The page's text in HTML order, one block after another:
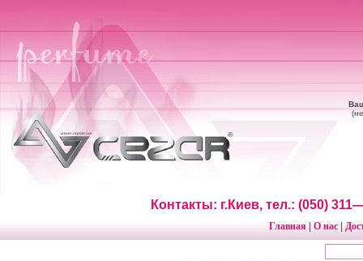
Контакты: г.Киев, тел.: (050)
Главная О нас